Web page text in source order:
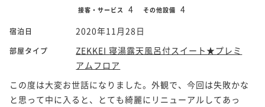
接客・サービス 4 その他設備 4
宿泊日 2020年11月28日
部屋タイプ
ZEKKEI 寝湯露天風呂付スイート★プレミ
アムフロア
この度は大変お世話になりました。外観で、今回は失敗かな
と思って中に入ると、とても綺麗にリニューアルしてあっ